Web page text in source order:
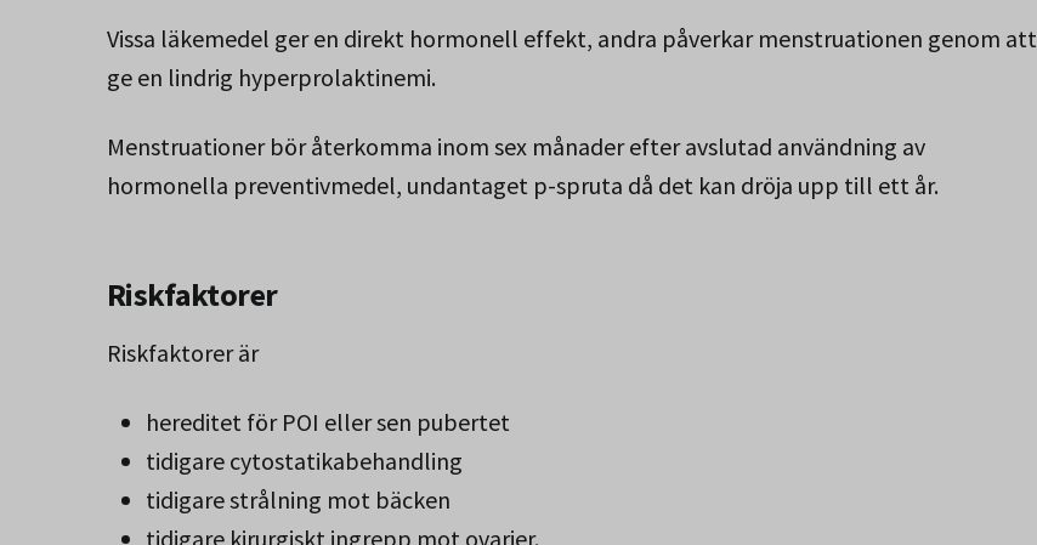
Vissa läkemedel ger en direkt hormonell effekt, andra påverkar menstruationen genom att
ge en lindrig hyperprolaktinemi.
Menstruationer bör återkomma inom sex månader efter avslutad användning av
hormonella preventivmedel, undantaget p-spruta då det kan dröja upp till ett år.
Riskfaktorer
Riskfaktorer är
hereditet för POI eller sen pubertet
tidigare cytostatikabehandling
tidigare strålning mot bäcken
tidigare kirurgiskt ingrepp mot ovarier.